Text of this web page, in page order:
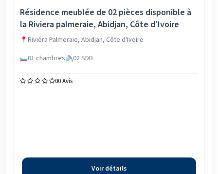
Résidence meublée de 02 pièces disponible à
la Riviera palmeraie, Abidjan, Côte d’Ivoire
Riviéra Palmeraie, Abidjan, Côte d'Ivoire
01 chambres
02 SDB
00 Avis
Voir détails